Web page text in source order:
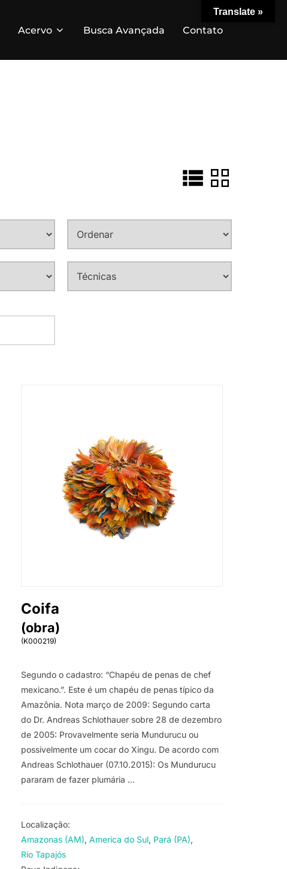
Acervo Busca Avançada Contato
Coifa
(obra)
(K000219)
Segundo o cadastro: “Chapéu de penas de chef
mexicano.”. Este é um chapéu de penas típico da
Amazônia. Nota março de 2009: Segundo carta
do Dr. Andreas Schlothauer sobre 28 de dezembro
de 2005: Provavelmente seria Mundurucu ou
possivelmente um cocar do Xingu. De acordo com
Andreas Schlothauer (07.10.2015): Os Mundurucu
pararam de fazer plumária …
Localização:
Amazonas (AM) America do Sul Pará (PA)
Rio Tapajós
Translate »